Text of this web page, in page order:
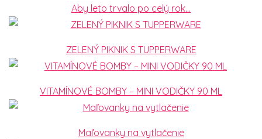
Aby leto trvalo po celý rok…
ZELENÝ PIKNIK S TUPPERWARE
VITAMÍNOVÉ BOMBY – MINI VODIČKY 90 ML
Maľovanky na vytlačenie